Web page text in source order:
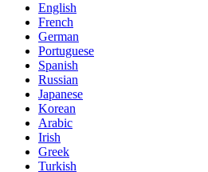
English
French
German
Portuguese
Spanish
Russian
Japanese
Korean
Arabic
Irish
Greek
Turkish